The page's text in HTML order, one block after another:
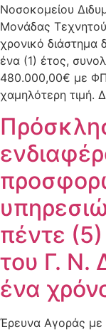
Νοσοκομείου
Μονάδας
χρονικό διάστημα
ένα (1) έτος,
480.000,00€ με
χαμηλότερη τιμή.
πέντε
του Γ. Ν.
ένα
Έρευνα Αγοράς